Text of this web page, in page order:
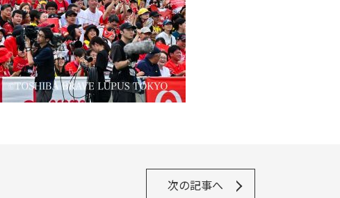
次の記事へ